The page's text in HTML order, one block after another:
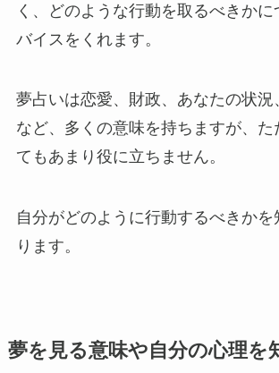
く、どのような行動を取るべきかに
バイスをくれます。
夢占いは恋愛、財政、あなたの状況
など、多くの意味を持ちますが、た
てもあまり役に立ちません。
自分がどのように行動するべきかを
ります。
夢を見る意味や自分の心理を